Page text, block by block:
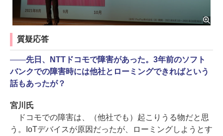
質疑応答
――先日、NTTドコモで障害があった。3年前のソフト
バンクでの障害時には他社とローミングできればという
話もあったが？
宮川氏
ドコモでの障害は、（他社でも）起こりうる物だと思
う。IoTデバイスが原因だったが、ローミングしようとす